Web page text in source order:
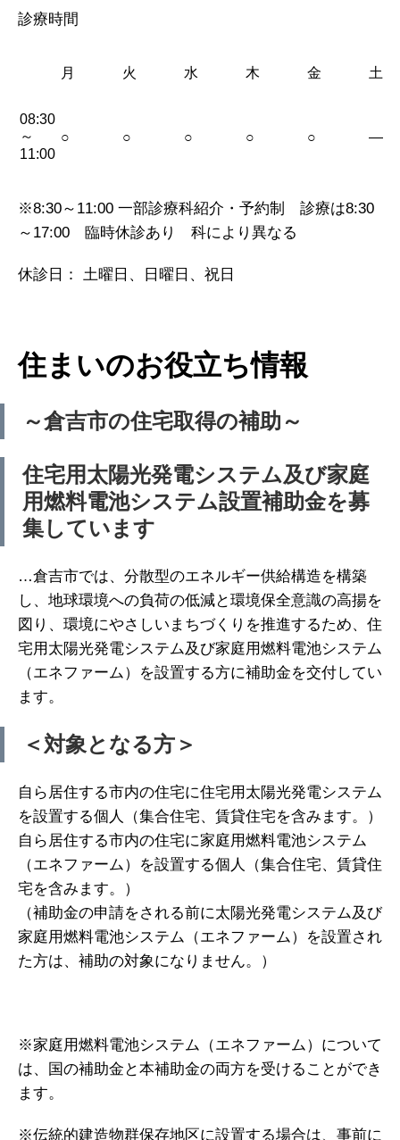
診療時間
月 火 水 木 金 土
08:30
～
11:00
○ ○ ○ ○ ○ —
※8:30～11:00 一部診療科紹介・予約制 診療は8:30
～17:00 臨時休診あり 科により異なる
休診日： 土曜日、日曜日、祝日
住まいのお役立ち情報
～倉吉市の住宅取得の補助～
住宅用太陽光発電システム及び家庭
用燃料電池システム設置補助金を募
集しています
…倉吉市では、分散型のエネルギー供給構造を構築
し、地球環境への負荷の低減と環境保全意識の高揚を
図り、環境にやさしいまちづくりを推進するため、住
宅用太陽光発電システム及び家庭用燃料電池システム
（エネファーム）を設置する方に補助金を交付してい
ます。
＜対象となる方＞
自ら居住する市内の住宅に住宅用太陽光発電システム
を設置する個人（集合住宅、賃貸住宅を含みます。）
自ら居住する市内の住宅に家庭用燃料電池システム
（エネファーム）を設置する個人（集合住宅、賃貸住
宅を含みます。）
（補助金の申請をされる前に太陽光発電システム及び
家庭用燃料電池システム（エネファーム）を設置され
た方は、補助の対象になりません。）
※家庭用燃料電池システム（エネファーム）について
は、国の補助金と本補助金の両方を受けることができ
ます。
※伝統的建造物群保存地区に設置する場合は、事前に